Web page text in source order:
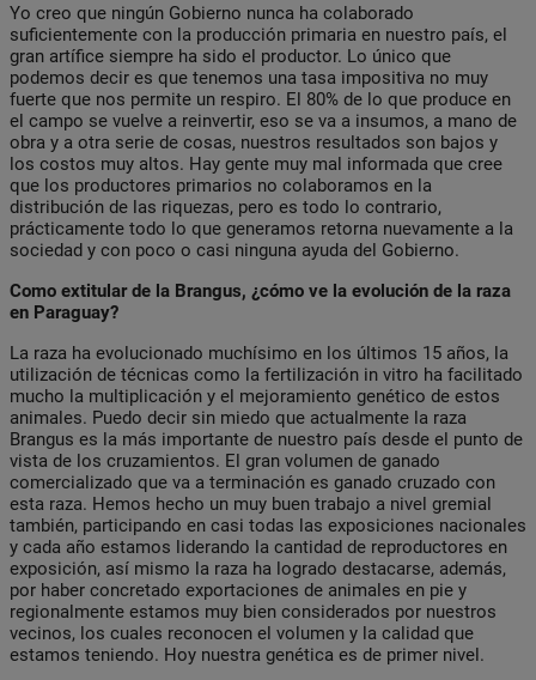
Yo creo que ningún Gobierno nunca ha colaborado
suficientemente con la producción primaria en nuestro país, el
gran artífice siempre ha sido el productor. Lo único que
podemos decir es que tenemos una tasa impositiva no muy
fuerte que nos permite un respiro. El 80% de lo que produce en
el campo se vuelve a reinvertir, eso se va a insumos, a mano de
obra y a otra serie de cosas, nuestros resultados son bajos y
los costos muy altos. Hay gente muy mal informada que cree
que los productores primarios no colaboramos en la
distribución de las riquezas, pero es todo lo contrario,
prácticamente todo lo que generamos retorna nuevamente a la
sociedad y con poco o casi ninguna ayuda del Gobierno.
Como extitular de la Brangus, ¿cómo ve la evolución de la raza
en Paraguay?
La raza ha evolucionado muchísimo en los últimos 15 años, la
utilización de técnicas como la fertilización in vitro ha facilitado
mucho la multiplicación y el mejoramiento genético de estos
animales. Puedo decir sin miedo que actualmente la raza
Brangus es la más importante de nuestro país desde el punto de
vista de los cruzamientos. El gran volumen de ganado
comercializado que va a terminación es ganado cruzado con
esta raza. Hemos hecho un muy buen trabajo a nivel gremial
también, participando en casi todas las exposiciones nacionales
y cada año estamos liderando la cantidad de reproductores en
exposición, así mismo la raza ha logrado destacarse, además,
por haber concretado exportaciones de animales en pie y
regionalmente estamos muy bien considerados por nuestros
vecinos, los cuales reconocen el volumen y la calidad que
estamos teniendo. Hoy nuestra genética es de primer nivel.